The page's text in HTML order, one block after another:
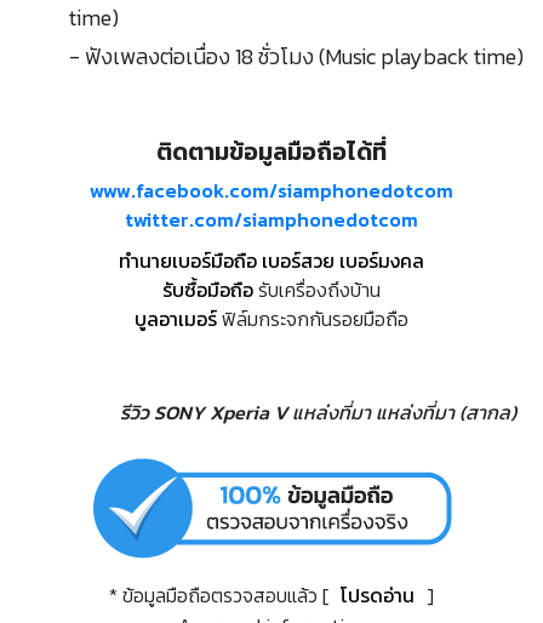
time)
- ฟังเพลงต่อเนื่อง 18 ชั่วโมง (Music playback time)
ติดตามข้อมูลมือถือได้ที่
www.facebook.com/siamphonedotcom
twitter.com/siamphonedotcom
ทำนายเบอร์มือถือ เบอร์สวย เบอร์มงคล
รับซื้อมือถือรับเครื่องถึงบ้าน
บูลอาเมอร์ฟิล์มกระจกกันรอยมือถือ
รีวิว SONY Xperia V แหล่งที่มา แหล่งที่มา (สากล)
* ข้อมูลมือถือตรวจสอบแล้ว [ โปรดอ่าน ]